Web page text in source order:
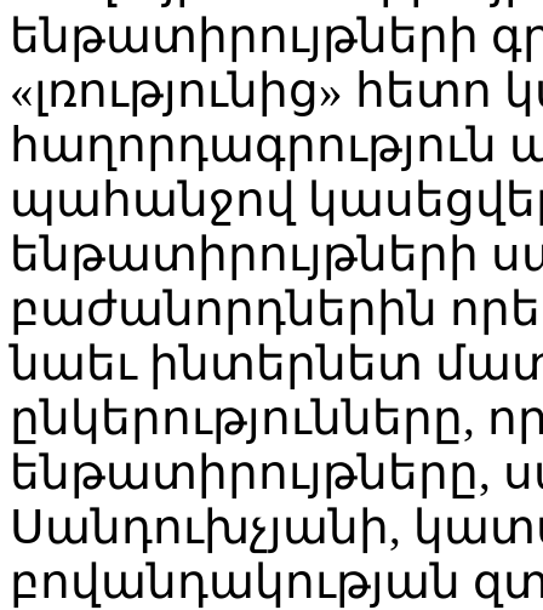
ենթատիրույթների
«լռությունից» հետո
հաղորդագրություն
պահանջով կասեցվել
ենթատիրույթների
բաժանորդներին
նաեւ ինտերնետ
ընկերությունները,
ենթատիրույթները,
Սանդուխչյանի,
բովանդակության